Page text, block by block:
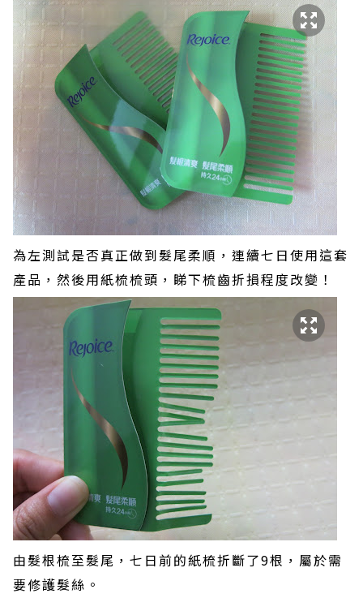
為左測試是否真正做到髮尾柔順，連續七日使用這套
產品，然後用紙梳梳頭，睇下梳齒折損程度改變！
由髮根梳至髮尾，七日前的紙梳折斷了9根，屬於需
要修護髮絲。